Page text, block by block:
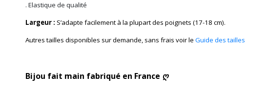
. Elastique de qualité
Largeur : S’adapte facilement à la plupart des poignets (17-18 cm).
Autres tailles disponibles sur demande, sans frais voir le Guide des tailles
Bijou fait main fabriqué en France ღ